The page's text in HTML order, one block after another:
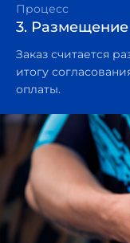
Процесс
3. Размещение
Заказ считается
итогу
оплаты.